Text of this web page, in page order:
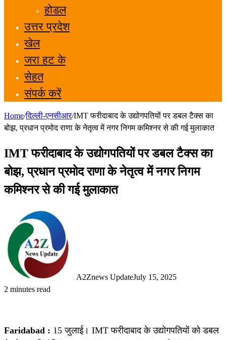
होडल
उत्तर प्रदेश
खेल
जरा हट के
सेहत
संपर्क करें
Home/दिल्ली-एनसीआर/IMT फरीदाबाद के उद्योगपतियों पर डबल टैक्स का
बोझ, प्रधान प्रमोद राणा के नेतृत्व में नगर निगम कमिश्नर से की गई मुलाकात
IMT फरीदाबाद के उद्योगपतियों पर डबल टैक्स का
बोझ, प्रधान प्रमोद राणा के नेतृत्व में नगर निगम
कमिश्नर से की गई मुलाकात
A2Znews UpdateJuly 15, 2025
2 minutes read
Faridabad : 15 जुलाई। IMT फरीदाबाद के उद्योगपतियों को डबल